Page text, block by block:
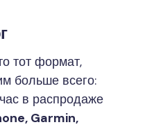
тот формат,
больше всего:
в распродаже
Garmin,